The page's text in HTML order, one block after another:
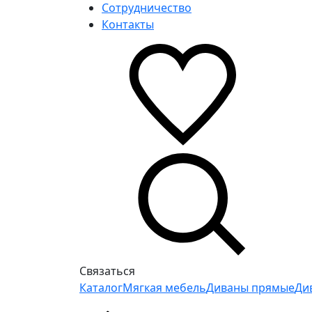
Сотрудничество
Контакты
Связаться
КаталогМягкая мебельДиваны прямые